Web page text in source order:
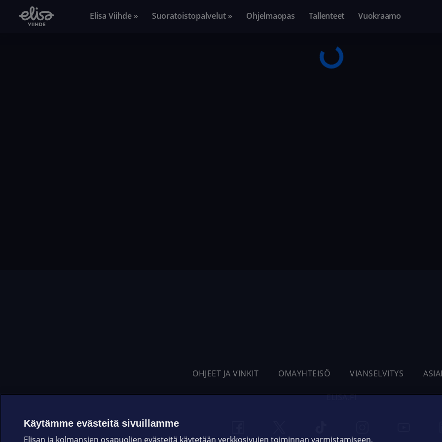
Elisa Viihde » Suoratoistopalvelut » Ohjelmaopas Tallenteet Vuokraamo
OHJEET JA VINKIT OMAYHTEISÖ VIANSELVITYS
ELISA.FI
Käytämme evästeitä sivuillamme
Elisan ja kolmansien osapuolien evästeitä käytetään verkkosivujen toiminnan varmistamiseen,